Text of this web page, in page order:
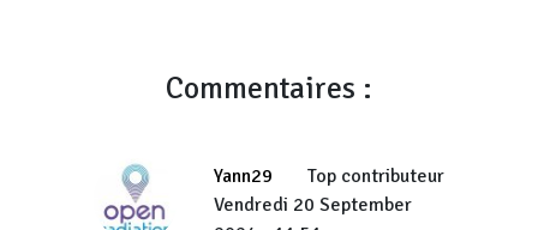
Commentaires :
Yann29
Top contributeur
Vendredi 20 September